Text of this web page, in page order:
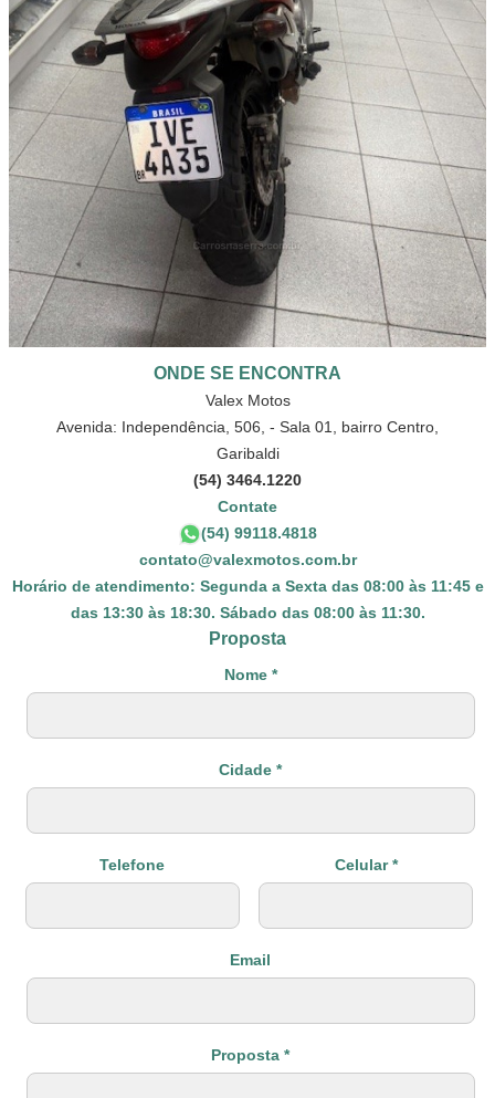
ONDE SE ENCONTRA
Valex Motos
Avenida: Independência, 506, - Sala 01, bairro Centro,
Garibaldi
(54) 3464.1220
Contate
(54) 99118.4818
contato@valexmotos.com.br
Horário de atendimento: Segunda a Sexta das 08:00 às 11:45 e
das 13:30 às 18:30. Sábado das 08:00 às 11:30.
Proposta
Nome *
Cidade *
Telefone Celular *
Email
Proposta *